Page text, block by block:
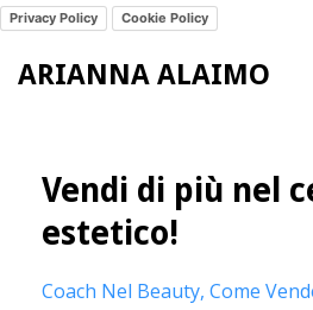
Privacy Policy Cookie Policy
ARIANNA ALAIMO
Vendi di più nel
estetico!
Coach Nel Beauty Come